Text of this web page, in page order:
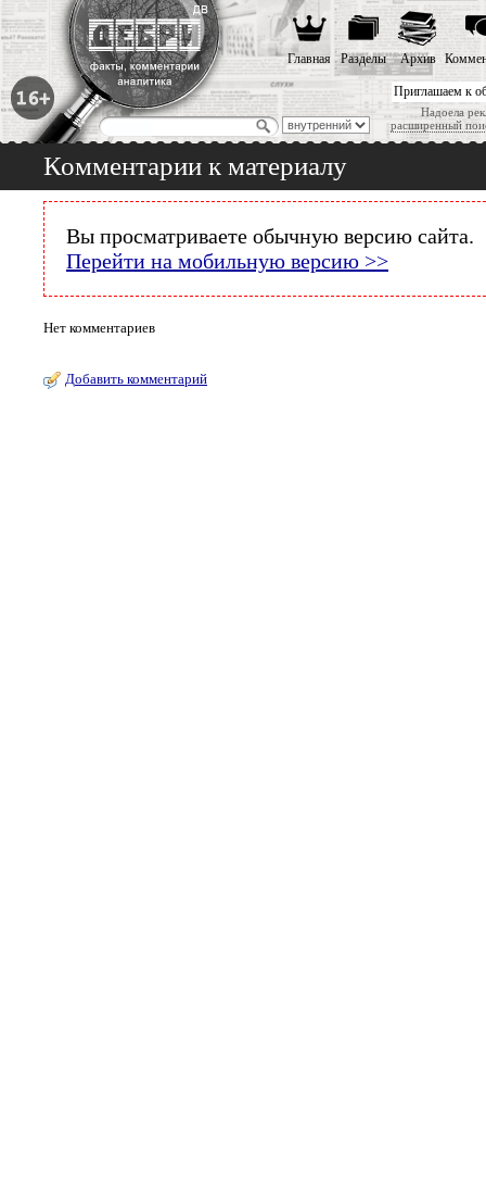
Приглашаем к
Надоела
расширенный
Главная Разделы Архив
Комментарии к материалу
Вы просматриваете обычную версию сайта.
Перейти на мобильную версию >>
Нет комментариев
Добавить комментарий